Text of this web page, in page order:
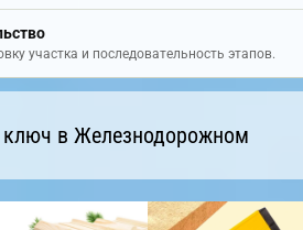
участка и последовательность этапов.
в Железнодорожном